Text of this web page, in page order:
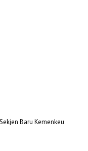
Baru Kemenkeu